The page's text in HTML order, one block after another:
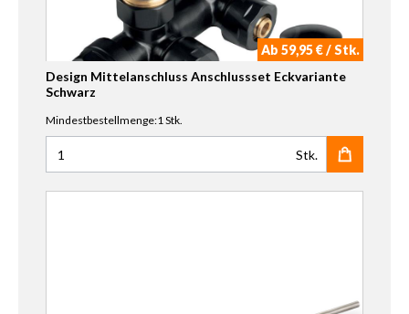
Ab 59,95 € / Stk.
Design Mittelanschluss Anschlussset Eckvariante
Schwarz
Mindestbestellmenge:1 Stk.
Anzahl für Design Mittelanschluss Anschlussset
Stk.